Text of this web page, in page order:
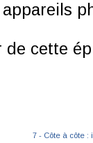
de cette
7 - Côte à côte